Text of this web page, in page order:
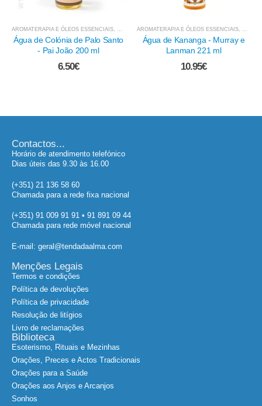
LÍQUIDOS - EXTRACTOS DE ERVAS ,FLUIDOS E VAPORIZADORES,PAU SANTO, PALO SANTO
AROMATERAPIA E ÓLEOS ESSENCIAIS, BANHOS LÍQUIDOS - EXTRACTOS DE ERVAS ,
Água de Kananga - Murray e
Lanman 221 ml
10.95€
AROMATERAPIA E ÓLEOS ESSENCIAIS,
Água de Patchouli - Murray e
Lanman 221 ml
9.95€
Contactos...
Horário de atendimento telefónico
Dias úteis das 9.30 às 16.00
(+351) 21 136 58 60
Chamada para a rede fixa nacional
(+351) 91 009 91 91 • 91 891 09 44
Chamada para rede móvel nacional
E-mail: geral@tendadaalma.com
Menções Legais
Termos e condições
Política de devoluções
Política de privacidade
Resolução de litígios
Livro de reclamações
Biblioteca
Esoterismo, Rituais e Mezinhas
Orações, Preces e Actos Tradicionais
Orações para a Saúde
Orações aos Anjos e Arcanjos
Sonhos